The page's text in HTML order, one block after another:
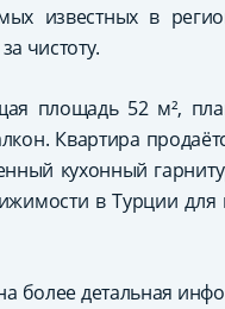
известных в
чистоту.
площадь 52 м²,
Квартира
кухонный
в Турции
более детальная